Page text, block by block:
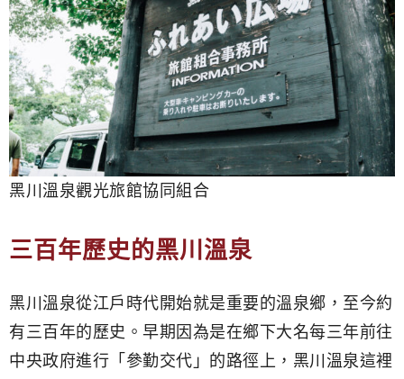
黑川溫泉觀光旅館協同組合
三百年歷史的黑川溫泉
黑川溫泉從江戶時代開始就是重要的溫泉鄉，至今約
有三百年的歷史。早期因為是在鄉下大名每三年前往
中央政府進行「參勤交代」的路徑上，黑川溫泉這裡